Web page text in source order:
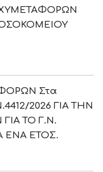
Στα
2026 ΓΙΑ ΤΗΝ
ΤΟ Γ.Ν.
ΕΝΑ ΕΤΟΣ.